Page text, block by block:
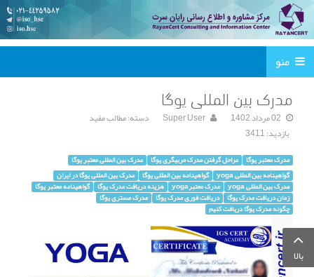
منو
مدرک بین المللی یوگا
02 مرداد 1402 Super User دسته:مطالب مفید
بازدید: 3411
مدرک معتبر یوگا مراحل گرفتن مدرک مربیگری یوگا مدرک بین المللی معتبر یوگا
چگونه مدرک یوگا دریافت کنیم
مدرک مستری یوگا دریافت فوری مدرک یوگا زمان دریافت مدرک یوگا
گواهینامه معتبر یوگا هزینه دریافت مدرک یوگا مدرک معتبرyoga مدرک بین المللی yoga
مدرک بین المللی یوگا در ایران گواهینامه بین المللی یوگا گواهینامه بین المللی yoga
بالا